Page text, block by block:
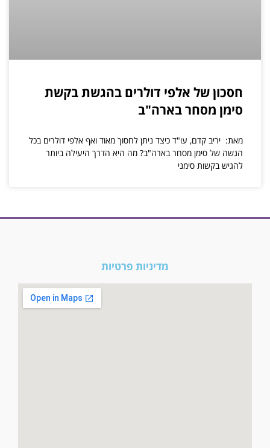
חסכון של אלפי דולרים בהגשת בקשת
סימן מסחר בארה"ב
מאת: יריב קדם, עו"ד כיצד ניתן לחסוך מאוד ואף אלפי דולרים בכל
הגשה של סימן מסחר בארה"ב? מה היא הדרך היעילה ביותר
להגיש בקשות סימני
מדיניות פרטיות